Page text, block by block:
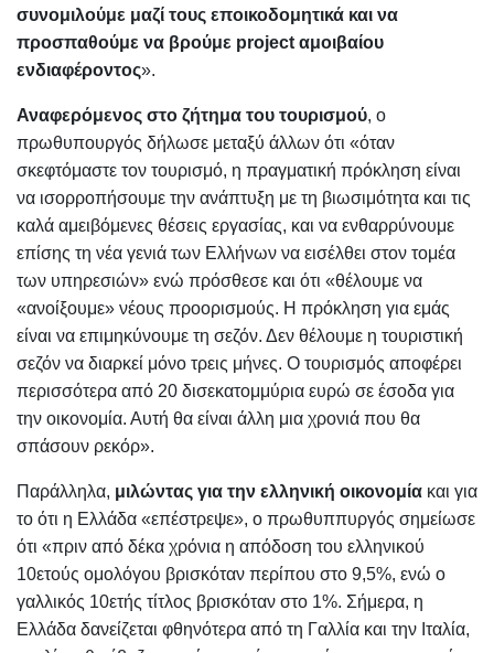
συνομιλούμε μαζί τους εποικοδομητικά και να
προσπαθούμε να βρούμε project αμοιβαίου
ενδιαφέροντος».
Αναφερόμενος στο ζήτημα του τουρισμού, ο
πρωθυπουργός δήλωσε μεταξύ άλλων ότι «όταν
σκεφτόμαστε τον τουρισμό, η πραγματική πρόκληση είναι
να ισορροπήσουμε την ανάπτυξη με τη βιωσιμότητα και τις
καλά αμειβόμενες θέσεις εργασίας, και να ενθαρρύνουμε
επίσης τη νέα γενιά των Ελλήνων να εισέλθει στον τομέα
των υπηρεσιών» ενώ πρόσθεσε και ότι «θέλουμε να
«ανοίξουμε» νέους προορισμούς. Η πρόκληση για εμάς
είναι να επιμηκύνουμε τη σεζόν. Δεν θέλουμε η τουριστική
σεζόν να διαρκεί μόνο τρεις μήνες. Ο τουρισμός αποφέρει
περισσότερα από 20 δισεκατομμύρια ευρώ σε έσοδα για
την οικονομία. Αυτή θα είναι άλλη μια χρονιά που θα
σπάσουν ρεκόρ».
Παράλληλα, μιλώντας για την ελληνική οικονομία και για
το ότι η Ελλάδα «επέστρεψε», ο πρωθυππυργός σημείωσε
ότι «πριν από δέκα χρόνια η απόδοση του ελληνικού
10ετούς ομολόγου βρισκόταν περίπου στο 9,5%, ενώ ο
γαλλικός 10ετής τίτλος βρισκόταν στο 1%. Σήμερα, η
Ελλάδα δανείζεται φθηνότερα από τη Γαλλία και την Ιταλία,